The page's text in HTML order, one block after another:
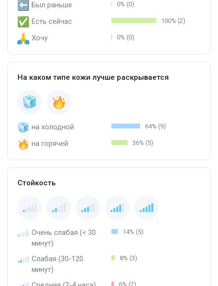
Был раньше 0% (0)
Есть сейчас 100% (2)
Хочу 0% (0)
На каком типе кожи лучше раскрывается
на холодной 64% (9)
на горячей 36% (5)
Стойкость
Очень слабая (< 30
минут)
14% (5)
Слабая (30-120
минут)
8% (3)
6% (2)